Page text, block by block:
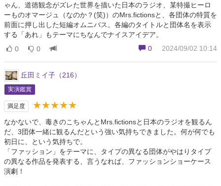
ゃん、道徳観念がズレた世界を描いた日本のラジオ、某特撮ヒーロ
ーものオマージュ（なのか？(笑)）のMrs.fictionsと、各団体の特質を
前面に押し出した短編オムニバス。各編のタイトルと団体名を表示
する「あれ」もテーマにちなんでナイスアイデア。
0
2024/09/02 10:14
0 0
丘田ミイ子（216）
実演鑑賞
満足度 ★★★★★
なかないで、毒きのこちゃんとMrs.fictionsと日本のラジオを観るん
だ、3団体一緒に観るんだという強い気持ちできました。何が何でも
初日に、という気持ちで。
「ファッション」をテーマに、タイプの異なる団体がやはりタイプ
の異なる作品を発表する、言うなれば、ファッションショーケース
演劇！